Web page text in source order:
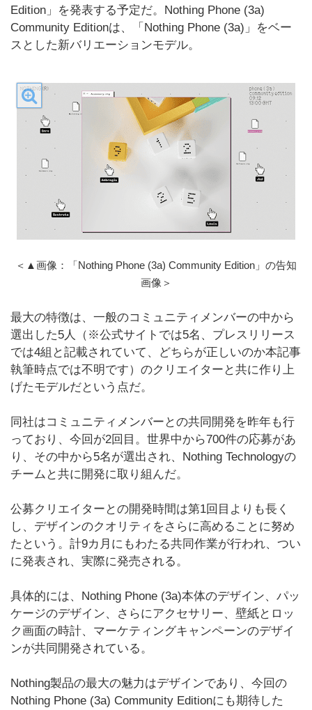
Edition」を発表する予定だ。Nothing Phone (3a)
Community Editionは、「Nothing Phone (3a)」をベー
スとした新バリエーションモデル。
＜▲画像：「Nothing Phone (3a) Community Edition」の告知
画像＞
最大の特徴は、一般のコミュニティメンバーの中から
選出した5人（※公式サイトでは5名、プレスリリース
では4組と記載されていて、どちらが正しいのか本記事
執筆時点では不明です）のクリエイターと共に作り上
げたモデルだという点だ。
同社はコミュニティメンバーとの共同開発を昨年も行
っており、今回が2回目。世界中から700件の応募があ
り、その中から5名が選出され、Nothing Technologyの
チームと共に開発に取り組んだ。
公募クリエイターとの開発時間は第1回目よりも長く
し、デザインのクオリティをさらに高めることに努め
たという。計9カ月にもわたる共同作業が行われ、つい
に発表され、実際に発売される。
具体的には、Nothing Phone (3a)本体のデザイン、パッ
ケージのデザイン、さらにアクセサリー、壁紙とロッ
ク画面の時計、マーケティングキャンペーンのデザイ
ンが共同開発されている。
Nothing製品の最大の魅力はデザインであり、今回の
Nothing Phone (3a) Community Editionにも期待した